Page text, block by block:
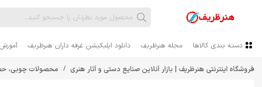
دسته بندی کالاها مجله هنرظریف دانلود اپلیکیشن غرفه داران هنرظریف
فروشگاه اینترنتی هنرظریف | بازار آنلاین صنایع دستی و آثار هنری محصولات چوبی،